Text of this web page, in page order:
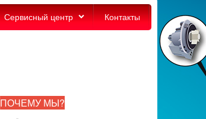
Сервисный центр Контакты
ПОЧЕМУ МЫ?